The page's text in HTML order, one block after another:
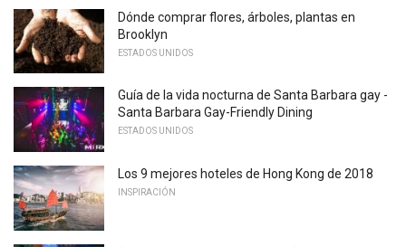
Dónde comprar flores, árboles, plantas en
Brooklyn
ESTADOS UNIDOS
Guía de la vida nocturna de Santa Barbara gay -
Santa Barbara Gay-Friendly Dining
ESTADOS UNIDOS
Los 9 mejores hoteles de Hong Kong de 2018
INSPIRACIÓN